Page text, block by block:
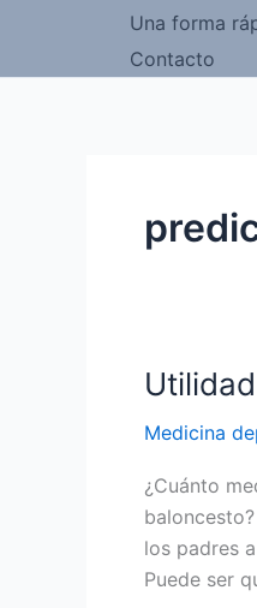
Una forma
Contacto
Medicina
¿Cuánto
los padres
Puede ser